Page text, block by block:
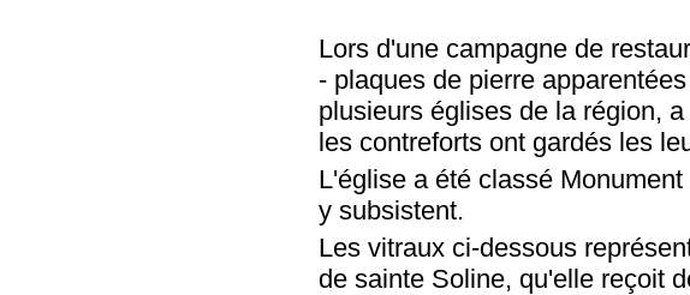
Lors d'une campagne de
- plaques de pierre
plusieurs églises de la région,
les contreforts ont gardés les
L'église a été classé
y subsistent.
Les vitraux ci-dessous
de sainte Soline, qu'elle reçoit